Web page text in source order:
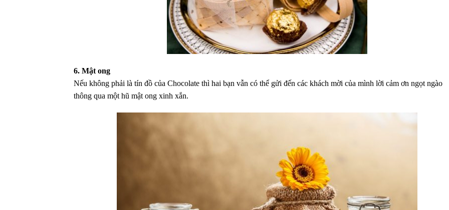
6. Mật ong
Nếu không phải là tín đồ của Chocolate thì hai bạn vẫn có thể gửi đến các khách mời của mình lời cảm ơn ngọt ngào
thông qua một hũ mật ong xinh xắn.